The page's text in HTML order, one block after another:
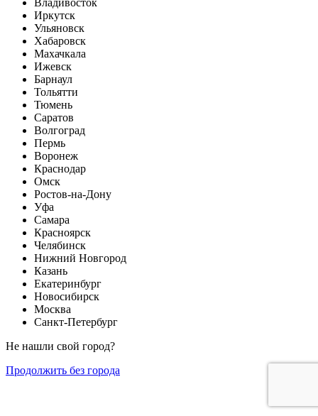
Владивосток
Иркутск
Ульяновск
Хабаровск
Махачкала
Ижевск
Барнаул
Тольятти
Тюмень
Саратов
Волгоград
Пермь
Воронеж
Краснодар
Омск
Ростов-на-Дону
Уфа
Самара
Красноярск
Челябинск
Нижний Новгород
Казань
Екатеринбург
Новосибирск
Москва
Санкт-Петербург
Не нашли свой город?
Продолжить без города